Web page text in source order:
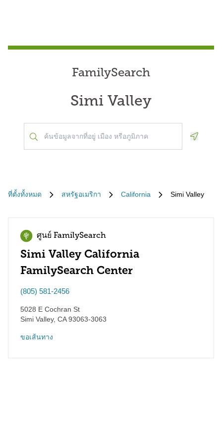
FamilySearch
Simi Valley
ที่ตั้งทั้งหมด สหรัฐอเมริกา California Simi Valley
ศูนย์ FamilySearch
Simi Valley California
FamilySearch Center
(805) 581-2456
5028 E Cochran St
Simi Valley, CA93063-3063
ขอเส้นทาง